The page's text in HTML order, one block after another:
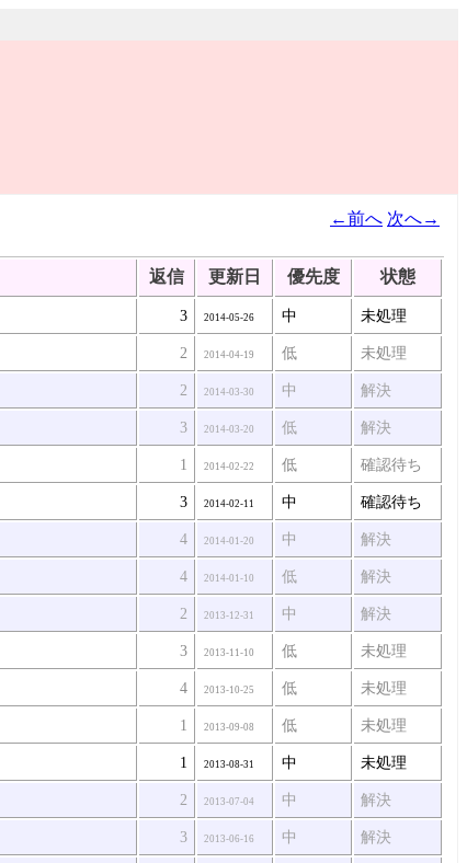
←前へ 次へ→
返信 更新日 優先度 状態
3 2014-05-26 中 未処理
2 2014-04-19 低 未処理
2 2014-03-30 中 解決
3 2014-03-20 低 解決
1 2014-02-22 低 確認待ち
3 2014-02-11 中 確認待ち
4 2014-01-20 中 解決
4 2014-01-10 低 解決
2 2013-12-31 中 解決
3 2013-11-10 低 未処理
4 2013-10-25 低 未処理
1 2013-09-08 低 未処理
1 2013-08-31 中 未処理
2 2013-07-04 中 解決
3 2013-06-16 中 解決